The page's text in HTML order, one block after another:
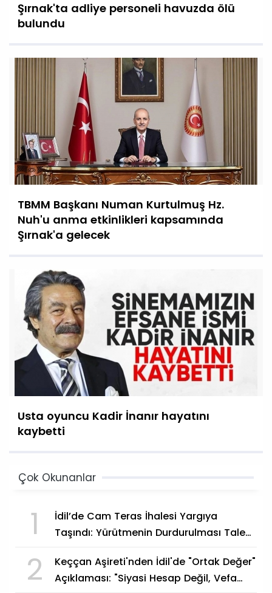
Şırnak'ta adliye personeli havuzda ölü
bulundu
TBMM Başkanı Numan Kurtulmuş Hz.
Nuh'u anma etkinlikleri kapsamında
Şırnak'a gelecek
Usta oyuncu Kadir İnanır hayatını
kaybetti
Çok Okunanlar
1
İdil’de Cam Teras İhalesi Yargıya
Taşındı: Yürütmenin Durdurulması Talep
2
Keççan Aşireti'nden İdil'de "Ortak Değer"
Açıklaması: "Siyasi Hesap Değil, Vefa